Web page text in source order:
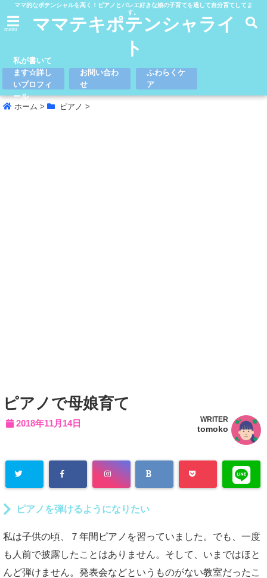
ママ的なポテンシャルを高く！ピアノとバレエ好きな娘の子育てを通して自分育てしてま
す。
menu
ママテキポテンシャライ
ト
私が書いて
ます☆詳し
いプロフィ
ール
お問い合わ
せ
ふわらくケ
ア
ホーム > ピアノ >
ピアノで母娘育て
2018年11月14日 WRITER
tomoko
ピアノを弾けるようになりたい
私は子供の頃、７年間ピアノを習っていました。でも、一度
も人前で披露したことはありません。そして、いまではほと
んど弾けません。発表会などというものがない教室だったこ